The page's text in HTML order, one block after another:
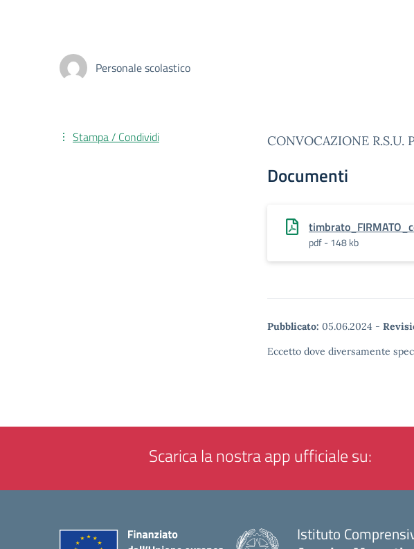
Personale scolastico
CONVOCAZIONE R.S.U.
Documenti
pdf - 148 kb
Pubblicato: 05.06.2024 -
Eccetto dove diversamente
Stampa / Condividi
Scarica la nostra app ufficiale su:
Istituto